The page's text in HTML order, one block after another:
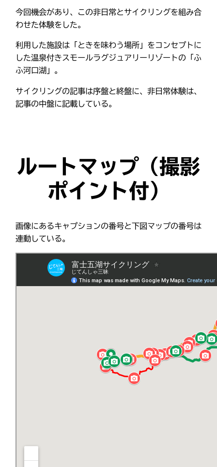
今回機会があり、この非日常とサイクリングを組み合
わせた体験をした。
利用した施設は「ときを味わう場所」をコンセプトに
した温泉付きスモールラグジュアリーリゾートの「ふ
ふ河口湖」。
サイクリングの記事は序盤と終盤に、非日常体験は、
記事の中盤に記載している。
ルートマップ（撮影
ポイント付）
画像にあるキャプションの番号と下図マップの番号は
連動している。